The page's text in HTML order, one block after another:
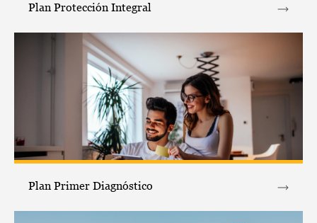
Plan Protección Integral
Plan Primer Diagnóstico